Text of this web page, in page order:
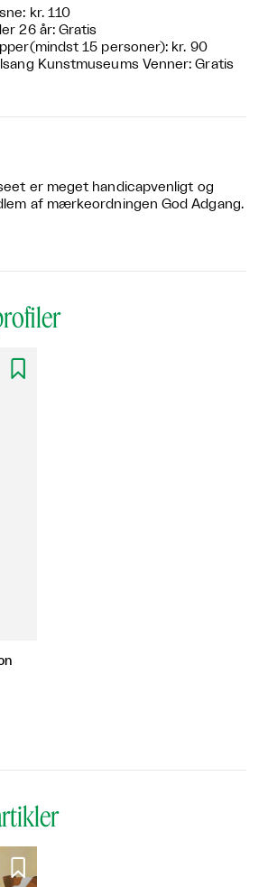
kr. 110
26 år: Gratis
15 personer): kr. 90
Kunstmuseums Venner: Gratis
er meget handicapvenligt og
af mærkeordningen God Adgang.

